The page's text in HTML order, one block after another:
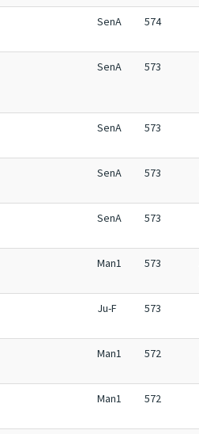
SenA 574
SenA 573
SenA 573
SenA 573
SenA 573
Man1 573
Ju-F 573
Man1 572
Man1 572